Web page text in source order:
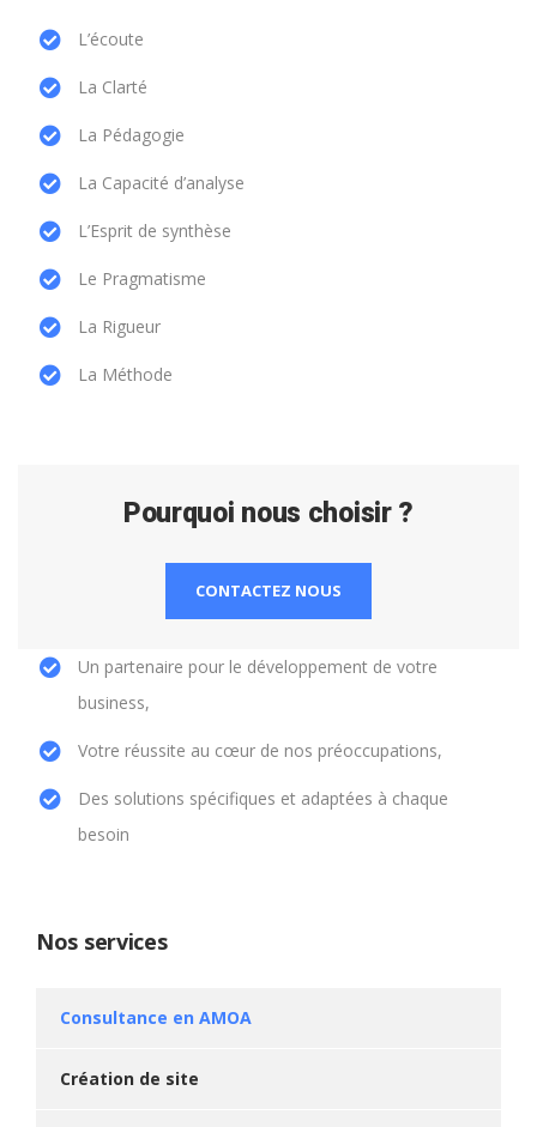
L’écoute
La Clarté
La Pédagogie
La Capacité d’analyse
L’Esprit de synthèse
Le Pragmatisme
La Rigueur
La Méthode
Pourquoi nous choisir ?
CONTACTEZ NOUS
Un partenaire pour le développement de votre
business,
Votre réussite au cœur de nos préoccupations,
Des solutions spécifiques et adaptées à chaque
besoin
Nos services
Consultance en AMOA
Création de site